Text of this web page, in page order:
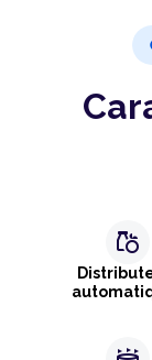
grocery